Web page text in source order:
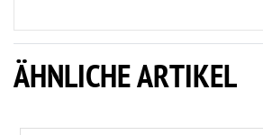
ÄHNLICHE ARTIKEL